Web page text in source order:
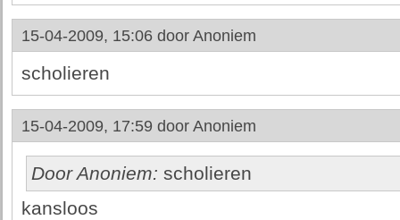
15-04-2009, 15:06 door Anoniem
scholieren
15-04-2009, 17:59 door Anoniem
Door Anoniem: scholieren
kansloos